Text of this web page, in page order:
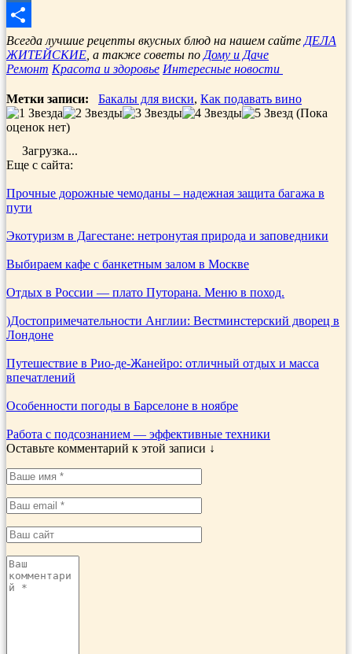
Mail.Ru
Отправить
Всегда лучшие рецепты вкусных блюд на нашем сайтеДЕЛА
ЖИТЕЙСКИЕ, а также советы поДому и Даче
Ремонт Красота и здоровье Интересные новости
Метки записи: Бакалы для виски, Как подавать вино
(Пока
оценок нет)
Загрузка...
Еще с сайта:
Прочные дорожные чемоданы – надежная защита багажа в
пути
Экотуризм в Дагестане: нетронутая природа и заповедники
Выбираем кафе с банкетным залом в Москве
Отдых в России — плато Путорана. Меню в поход.
)Достопримечательности Англии: Вестминстерский дворец в
Лондоне
Путешествие в Рио-де-Жанейро: отличный отдых и масса
впечатлений
Особенности погоды в Барселоне в ноябре
Работа с подсознанием — эффективные техники
Оставьте комментарий к этой записи ↓